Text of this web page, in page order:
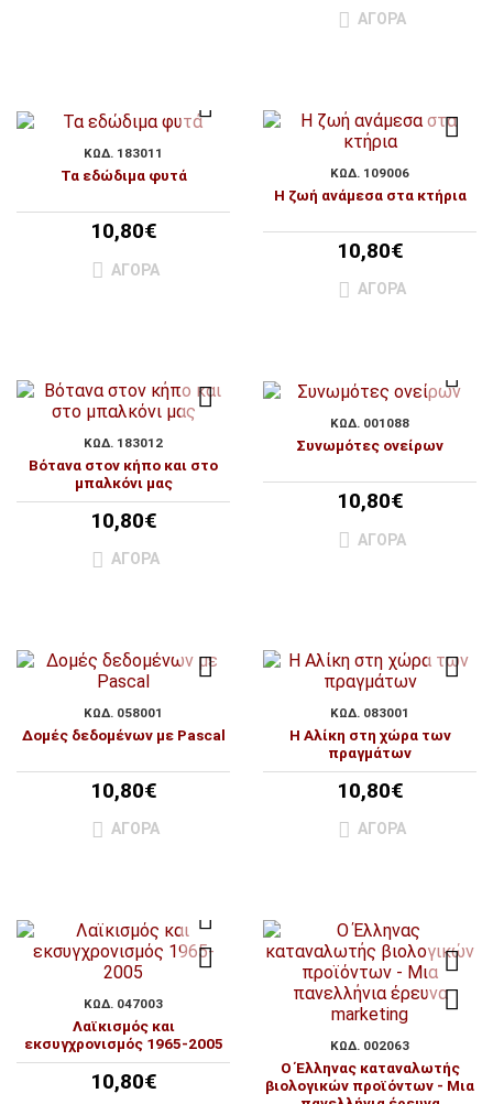
ΑΓΟΡΆ
ΚΩΔ. 183011
Τα εδώδιμα φυτά
10,80€
ΑΓΟΡΆ
ΚΩΔ. 109006
Η ζωή ανάμεσα στα κτήρια
10,80€
ΑΓΟΡΆ
ΚΩΔ. 183012
Βότανα στον κήπο και στο
μπαλκόνι μας
10,80€
ΑΓΟΡΆ
ΚΩΔ. 001088
Συνωμότες ονείρων
10,80€
ΑΓΟΡΆ
ΚΩΔ. 058001
Δομές δεδομένων με Pascal
10,80€
ΑΓΟΡΆ
ΚΩΔ. 083001
Η Αλίκη στη χώρα των
πραγμάτων
10,80€
ΑΓΟΡΆ
ΚΩΔ. 047003
Λαϊκισμός και
εκσυγχρονισμός 1965-2005
10,80€
ΚΩΔ. 002063
Ο Έλληνας καταναλωτής
βιολογικών προϊόντων - Μια